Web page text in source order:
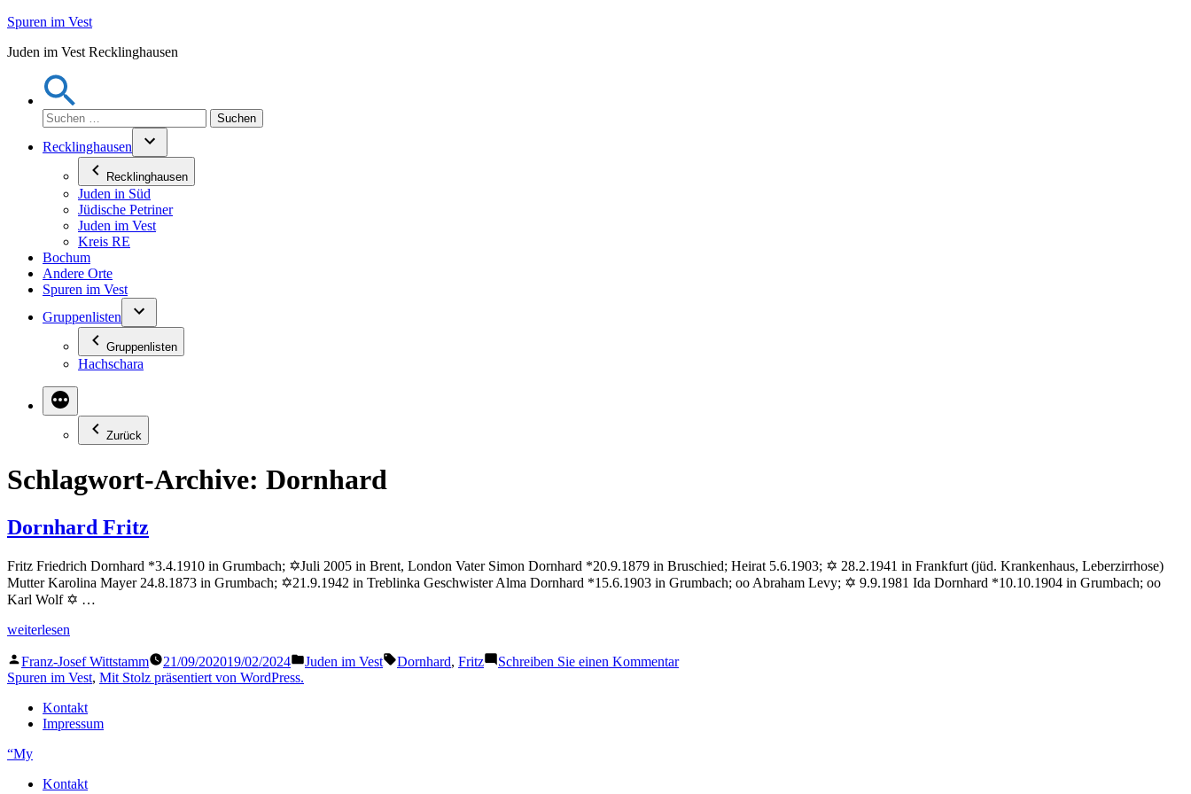
Zum
springen
Spuren im Vest
Juden im Vest Recklinghausen
Suchen
nach:
Recklinghausen
Recklinghausen
Juden in Süd
Jüdische Petriner
Juden im Vest
Kreis RE
Bochum
Andere Orte
Spuren im Vest
Gruppenlisten
Gruppenlisten
Hachschara
Zurück
Schlagwort-Archive: Dornhard
Dornhard Fritz
Fritz Friedrich Dornhard *3.4.1910 in Grumbach; ✡Juli 2005 in Brent, London Vater Simon Dornhard *20.9.1879 in Bruschied; Heirat 5.6.1903; ✡ 28.2.1941 in Frankfurt (jüd. Krankenhaus, Leberzirrhose)
Mutter Karolina Mayer 24.8.1873 in Grumbach; ✡21.9.1942 in Treblinka Geschwister Alma Dornhard *15.6.1903 in Grumbach; oo Abraham Levy; ✡ 9.9.1981 Ida Dornhard *10.10.1904 in Grumbach; oo
Karl Wolf ✡ …
„Dornhard
weiterlesen
Veröffentlicht
von
Franz-Josef Wittstamm 21/09/202019/02/2024
Veröffentlicht
Juden im Vest Schlagwörter:
Dornhard, Fritz Schreiben Sie einen Kommentarzu
Spuren im Vest, Mit Stolz präsentiert von WordPress.
Kontakt
Impressum
“My
Kontakt